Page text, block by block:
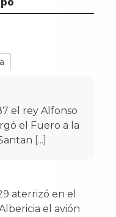
el rey Alfonso
el Fuero a la
[...]
aterrizó en el
el avión